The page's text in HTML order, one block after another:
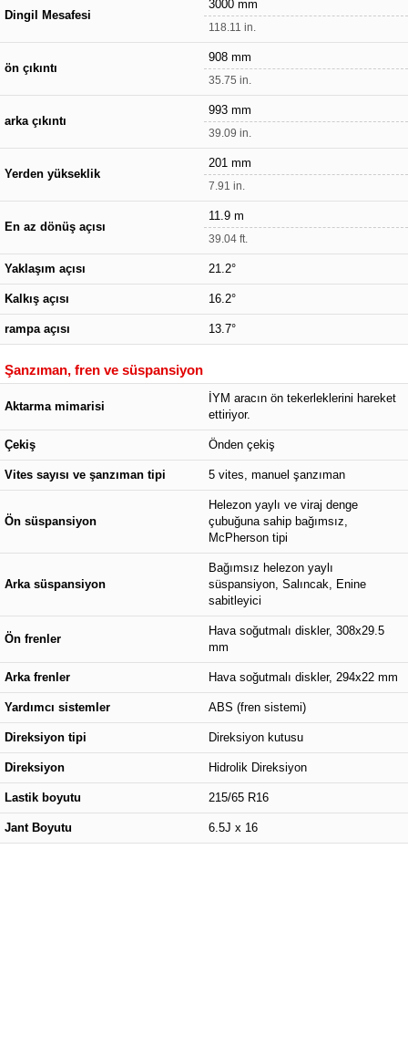
Dingil Mesafesi
3000 mm
118.11 in.
ön çıkıntı
908 mm
35.75 in.
arka çıkıntı
993 mm
39.09 in.
Yerden yükseklik
201 mm
7.91 in.
En az dönüş açısı
11.9 m
39.04 ft.
Yaklaşım açısı 21.2°
Kalkış açısı 16.2°
rampa açısı 13.7°
Şanzıman, fren ve süspansiyon
Aktarma mimarisi
İYM aracın ön tekerleklerini hareket
ettiriyor.
Çekiş Önden çekiş
Vites sayısı ve şanzıman tipi 5 vites, manuel şanzıman
Ön süspansiyon
Helezon yaylı ve viraj denge
çubuğuna sahip bağımsız,
McPherson tipi
Arka süspansiyon
Bağımsız helezon yaylı
süspansiyon, Salıncak, Enine
sabitleyici
Ön frenler
Hava soğutmalı diskler, 308x29.5
mm
Arka frenler Hava soğutmalı diskler, 294x22 mm
Yardımcı sistemler ABS (fren sistemi)
Direksiyon tipi Direksiyon kutusu
Direksiyon Hidrolik Direksiyon
Lastik boyutu 215/65 R16
Jant Boyutu 6.5J x 16